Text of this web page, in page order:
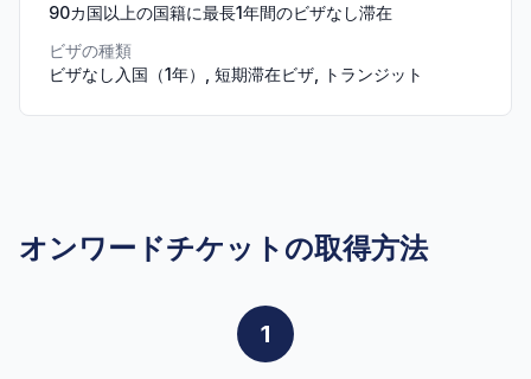
90カ国以上の国籍に最長1年間のビザなし滞在
ビザの種類
ビザなし入国（1年）, 短期滞在ビザ, トランジット
オンワードチケットの取得方法
1